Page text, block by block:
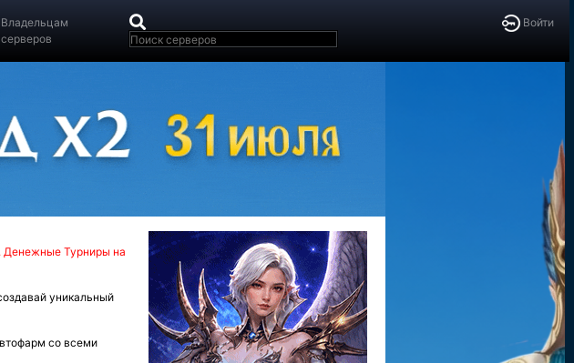
Войти
Владельцам
серверов
Денежные Турниры на
уникальный
со всеми